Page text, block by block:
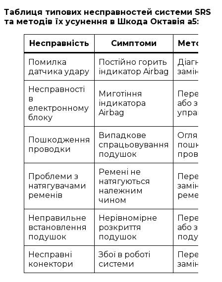
Таблиця типових несправностей системи SRS
та методів їх усунення в Шкода Октавія а5:
Несправність Симптоми
Методи
Помилка
датчика удару
Постійно горить
індикатор Airbag
заміна
Несправності
в
електронному
блоку
Миготіння
індикатора
Airbag
або
Пошкодження
проводки
Випадкове
спрацьовування
подушок
Огляд та
проводки
Проблеми з
натягувачами
ременів
Ремені не
натягуються
належним
чином
Перевірка
заміна
ременів
Неправильне
встановлення
подушок
Нерівномірне
розкриття
подушок
або заміна
подушок
Несправні
конектори
Збої в роботі
системи
Перевірка
заміна